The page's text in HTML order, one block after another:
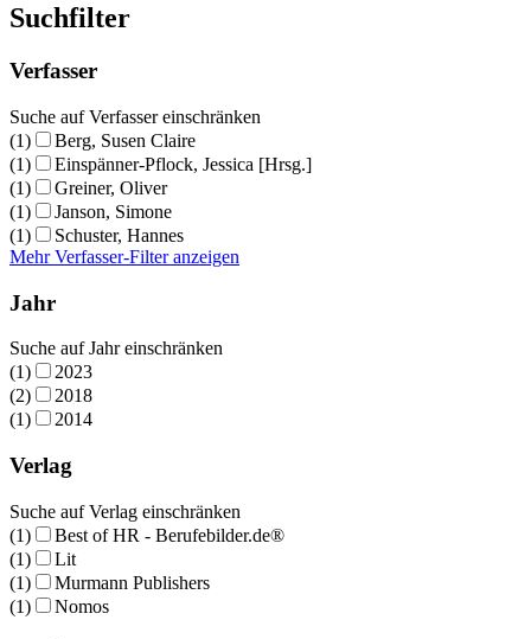
Suchfilter
Verfasser
Suche auf Verfasser einschränken
(1)
Berg, Susen Claire
(1)
Einspänner-Pflock, Jessica [Hrsg.]
(1)
Greiner, Oliver
(1)
Janson, Simone
(1)
Schuster, Hannes
Mehr Verfasser-Filter anzeigen
Jahr
Suche auf Jahr einschränken
(1)
2023
(2)
2018
(1)
2014
Verlag
Suche auf Verlag einschränken
(1)
Best of HR - Berufebilder.de®
(1)
Lit
(1)
Murmann Publishers
(1)
Nomos